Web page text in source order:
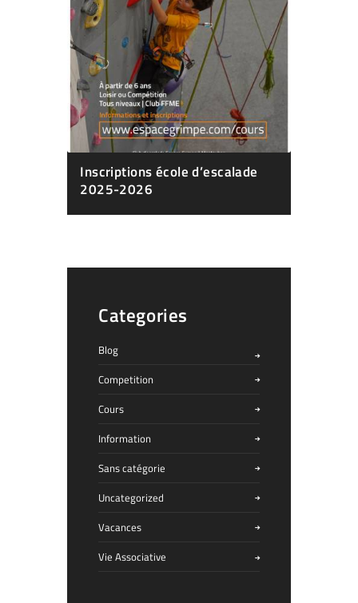
Inscriptions école d’escalade
2025-2026
Categories
Blog
Competition
Cours
Information
Sans catégorie
Uncategorized
Vacances
Vie Associative